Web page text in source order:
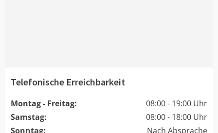
Telefonische Erreichbarkeit
Montag - Freitag:
08:00 - 19:00 Uhr
Samstag:
08:00 - 18:00 Uhr
Sonntag:
Nach Absprache